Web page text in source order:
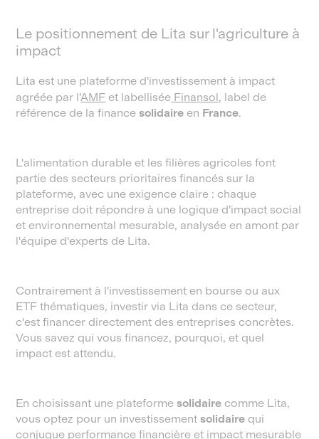
Le positionnement de Lita sur l'agriculture à
impact
Lita est une plateforme d'investissement à impact
agréée par l'AMF et labellisée Finansol, label de
référence de la financesolidaire en France.
L'alimentation durable et les filières agricoles font
partie des secteurs prioritaires financés sur la
plateforme, avec une exigence claire : chaque
entreprise doit répondre à une logique d'impact social
et environnemental mesurable, analysée en amont par
l'équipe d'experts de Lita.
Contrairement à l'investissement en bourse ou aux
ETF thématiques, investir via Lita dans ce secteur,
c'est financer directement des entreprises concrètes.
Vous savez qui vous financez, pourquoi, et quel
impact est attendu.
En choisissant une plateformesolidaire comme Lita,
vous optez pour un investissementsolidaire qui
conjugue performance financière et impact mesurable